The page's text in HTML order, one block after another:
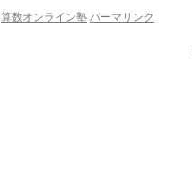
算数オンライン塾 パーマリンク